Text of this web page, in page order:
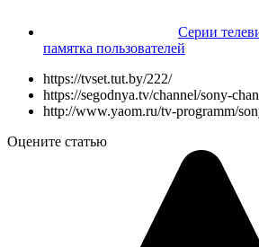
Серии
памятка пользователей
https://tvset.tut.by/222/
https://segodnya.tv/channel/sony-
http://www.yaom.ru/tv-programm/
Оцените статью